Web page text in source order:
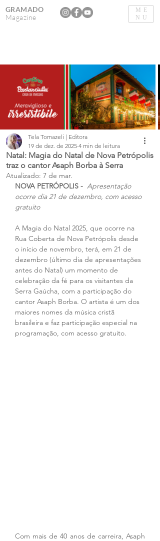
ME
NU
GRAMADO
Magazine
Natal: Magia do Natal de Nova Petrópolis
traz o cantor Asaph Borba à Serra
Tela Tomazeli | Editora
19 de dez. de 2025 4 min de leitura
Atualizado: 7 de mar.
NOVA PETRÓPOLIS - Apresentação
ocorre dia 21 de dezembro, com acesso
gratuito
A Magia do Natal 2025, que ocorre na
Rua Coberta de Nova Petrópolis desde
o início de novembro, terá, em 21 de
dezembro (último dia de apresentações
antes do Natal) um momento de
celebração da fé para os visitantes da
Serra Gaúcha, com a participação do
cantor Asaph Borba. O artista é um dos
maiores nomes da música cristã
brasileira e faz participação especial na
programação, com acesso gratuito.
Com mais de 40 anos de carreira, Asaph